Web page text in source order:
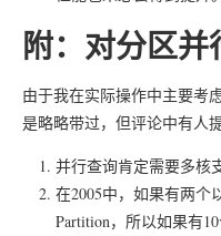
附：对分区
由于我在实际操作中主要考
是略略带过，但评论中有人
并行查询肯定需要多核
在2005中，如果有两个
Partition，所以如果有